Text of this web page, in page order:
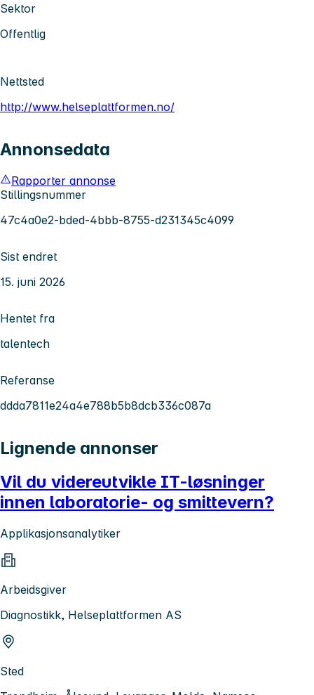
Sektor
Offentlig
Nettsted
http://www.helseplattformen.no/
Annonsedata
Rapporter annonse
Stillingsnummer
47c4a0e2-bded-4bbb-8755-d231345c4099
Sist endret
15. juni 2026
Hentet fra
talentech
Referanse
ddda7811e24a4e788b5b8dcb336c087a
Lignende annonser
Vil du videreutvikle IT-løsninger
innen laboratorie- og smittevern?
Applikasjonsanalytiker
Arbeidsgiver
Diagnostikk, Helseplattformen AS
Sted